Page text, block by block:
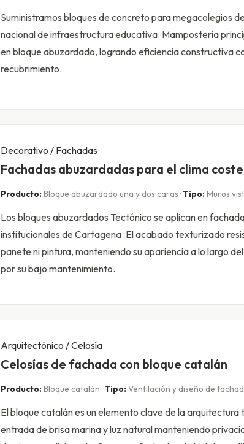
Suministramos bloques de concreto para megacolegios
nacional de infraestructura educativa. Mampostería
en bloque abuzardado, logrando eficiencia constructiva
recubrimiento.
Decorativo / Fachadas
Fachadas abuzardadas para el clima
Producto: Bloque abuzardado una y dos caras · Tipo: Muros
Los bloques abuzardados Tectónico se aplican en
institucionales de Cartagena. El acabado texturizado
panete ni pintura, manteniendo su apariencia a lo largo
por su bajo mantenimiento.
Arquitectónico / Celosía
Celosías de fachada con bloque catalán
Producto: Bloque catalán · Tipo: Ventilación y diseño de
El bloque catalán es un elemento clave de la
entrada de brisa marina y luz natural manteniendo